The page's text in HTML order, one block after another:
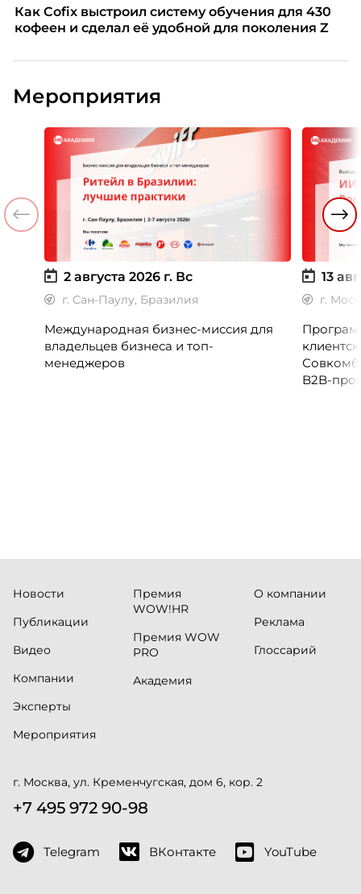
Как Cofix выстроил систему обучения для 430
кофеен и сделал её удобной для поколения Z
Мероприятия
2 августа 2026 г. Вс
г. Сан-Паулу, Бразилия
Международная бизнес-миссия для
владельцев бизнеса и топ-
менеджеров
13
г.
B2B-
Новости
Публикации
Видео
Компании
Эксперты
Мероприятия
Премия
WOW!HR
Премия WOW
PRO
Академия
О компании
Реклама
Глоссарий
г. Москва, ул. Кременчугская, дом 6, кор. 2
+7 495 972 90-98
Telegram ВКонтакте YouTube